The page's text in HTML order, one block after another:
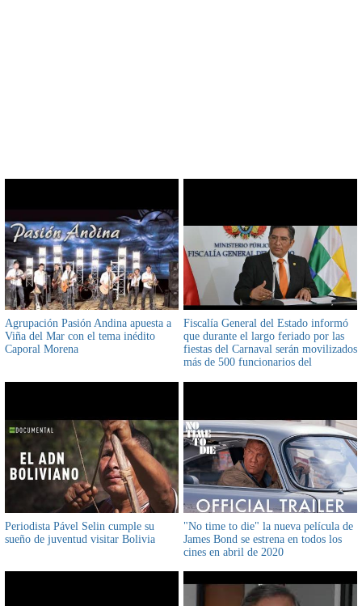
Agrupación Pasión Andina apuesta a
Viña del Mar con el tema inédito
Caporal Morena
Fiscalía General del Estado informó
que durante el largo feriado por las
fiestas del Carnaval serán movilizados
más de 500 funcionarios del
Periodista Pável Selin cumple su
sueño de juventud visitar Bolivia
"No time to die" la nueva película de
James Bond se estrena en todos los
cines en abril de 2020